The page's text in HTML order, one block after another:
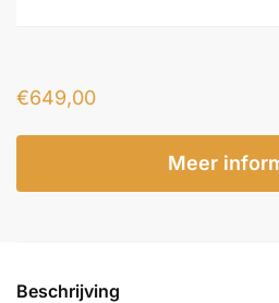
€649,00
Meer
Beschrijving